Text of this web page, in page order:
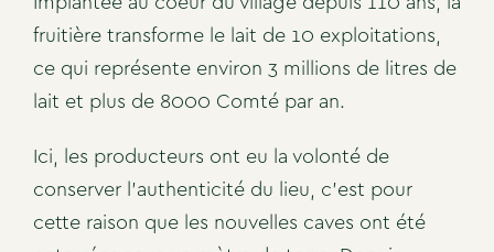
fruitière transforme le lait de 10 exploitations,
ce qui représente environ 3 millions de litres de
lait et plus de 8000 Comté par an.
Ici, les producteurs ont eu la volonté de
conserver l’authenticité du lieu, c’est pour
cette raison que les nouvelles caves ont été